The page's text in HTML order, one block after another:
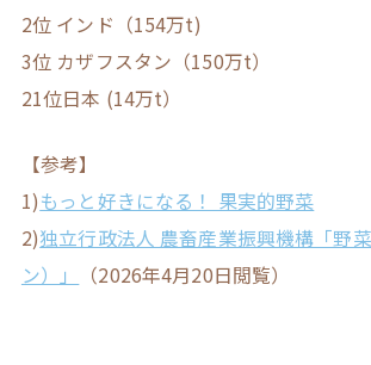
2位 インド（154万t)
3位 カザフスタン（150万t）
21位日本 (14万t）
【参考】
1)もっと好きになる！ 果実的野菜
2)独立行政法人 農畜産業振興機構「野
ン）」
（2026年4月20日閲覧）